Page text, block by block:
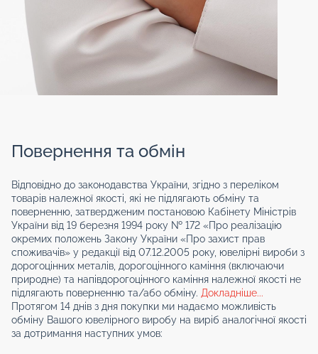
Повернення та обмін
Відповідно до законодавства України, згідно з переліком
товарів належної якості, які не підлягають обміну та
поверненню, затвердженим постановою Кабінету Міністрів
України від 19 березня 1994 року № 172 «Про реалізацію
окремих положень Закону України «Про захист прав
споживачів» у редакції від 07.12.2005 року, ювелірні вироби з
дорогоцінних металів, дорогоцінного каміння (включаючи
природне) та напівдорогоцінного каміння належної якості не
підлягають поверненню та/або обміну. Докладніше...
Протягом 14 днів з дня покупки ми надаємо можливість
обміну Вашого ювелірного виробу на виріб аналогічної якості
за дотримання наступних умов: